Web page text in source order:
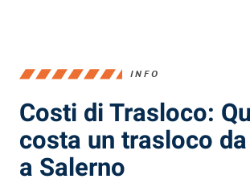
INFO
Costi di Trasloco:
costa un trasloco
a Salerno